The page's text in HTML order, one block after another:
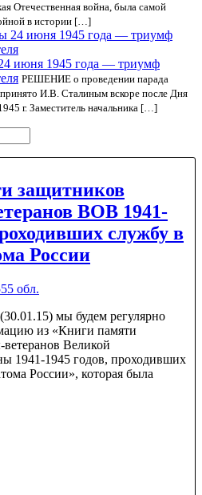
Отечественная война, была самой
в истории […]
июня 1945 года — триумф
РЕШЕНИЕ о проведении парада
И.В. Сталиным вскоре после Дня
г. Заместитель начальника […]
защитников
ВОВ 1941-
службу в
России
мы будем регулярно
из «Книги памяти
Великой
1941-1945 годов, проходивших
России», которая была